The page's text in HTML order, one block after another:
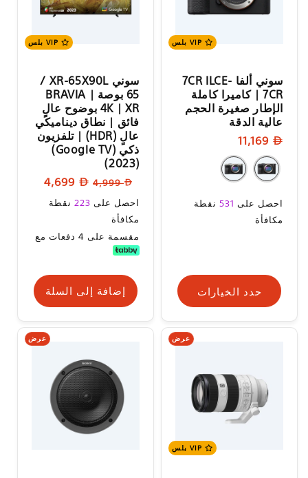
سوني ألفا 7CR ILCE-
7CR | كاميرا كاملة
الإطار صغيرة الحجم
عالية الدقة
سعر
البيع
سعر
البيع
احصل على 531 نقطة
مكافأة
حدد الخيارات
سوني XR-65X90L ‏/
65 بوصة | BRAVIA
XR | ‏4K بوضوح عالٍ
فائق | نطاق ديناميكي
عالٍ (HDR) | تلفزيون
ذكي (Google TV)
‏(2023)
السعر
العادي
4,999
سعر
البيع
سعر
البيع
احصل على 223 نقطة
مكافأة
مقسمة على 4 دفعات مع
إضافة إلى السلة
عرض عرض